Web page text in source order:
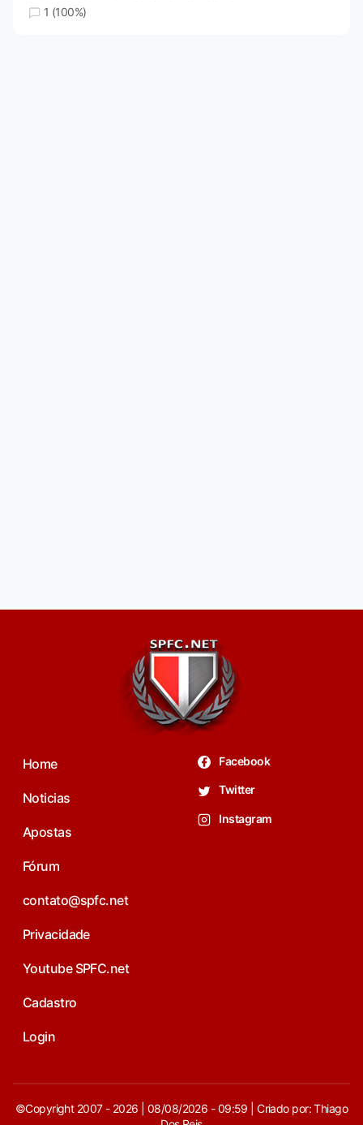
1 (100%)
Home
Noticias
Apostas
Fórum
contato@spfc.net
Privacidade
Youtube SPFC.net
Cadastro
Login
Facebook
Twitter
Instagram
©Copyright 2007 - 2026 | 08/08/2026 - 09:59 | Criado por: Thiago